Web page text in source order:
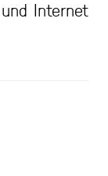
Internet